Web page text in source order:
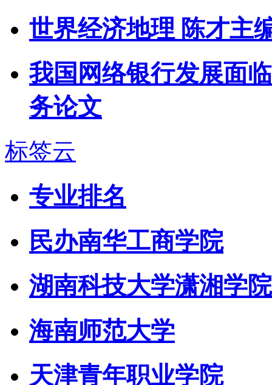
世界经济地理 陈才主
我国网络银行发展面
务论文
标签云
专业排名
民办南华工商学院
湖南科技大学潇湘学院
海南师范大学
天津青年职业学院